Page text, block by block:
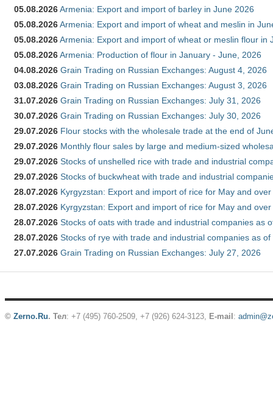
05.08.2026Armenia: Export and import of barley in June 2026
05.08.2026Armenia: Export and import of wheat and meslin in
05.08.2026Armenia: Export and import of wheat or meslin flour in
05.08.2026Armenia: Production of flour in January - June, 2026
04.08.2026 Grain Trading on Russian Exchanges: August 4, 2026
03.08.2026 Grain Trading on Russian Exchanges: August 3, 2026
31.07.2026 Grain Trading on Russian Exchanges: July 31, 2026
30.07.2026 Grain Trading on Russian Exchanges: July 30, 2026
29.07.2026 Flour stocks with the wholesale trade at the end of
29.07.2026 Monthly flour sales by large and medium-sized
29.07.2026 Stocks of unshelled rice with trade and industrial
29.07.2026 Stocks of buckwheat with trade and industrial
28.07.2026 Kyrgyzstan: Export and import of rice for May and
28.07.2026 Kyrgyzstan: Export and import of rice for May and
28.07.2026 Stocks of oats with trade and industrial companies as
28.07.2026 Stocks of rye with trade and industrial companies as
27.07.2026 Grain Trading on Russian Exchanges: July 27, 2026
© Zerno.Ru. Тел: +7 (495) 760-2509, +7 (926) 624-3123, E-mail :